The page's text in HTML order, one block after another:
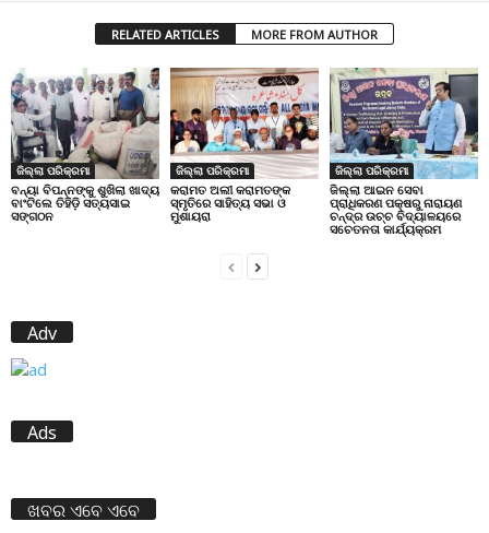
RELATED ARTICLES MORE FROM AUTHOR
ଜିଲ୍ଲା ପରିକ୍ରମା
ବନ୍ୟା ବିପନ୍ନଙ୍କୁ ଶୁଖିଲା ଖାଦ୍ୟ
ବାଂଟିଲେ ତିହିଡି଼ ସତ୍ୟସାଇ
ସଙ୍ଗଠନ
ଜିଲ୍ଲା ପରିକ୍ରମା
କରାମତ ଅଲୀ କରାମତଙ୍କ
ସ୍ମୃତିରେ ସାହିତ୍ୟ ସଭା ଓ
ମୁଶାୟରା
ଜିଲ୍ଲା ପରିକ୍ରମା
ଜିଲ୍ଲା ଆଇନ ସେବା
ପ୍ରାଧିକରଣ ପକ୍ଷରୁ ନାରାୟଣ
ଚନ୍ଦ୍ର ଉଚ୍ଚ ବିଦ୍ୟାଳୟରେ
ସଚେତନତା କାର୍ଯ୍ୟକ୍ରମ
Adv
Ads
ଖବର ଏବେ ଏବେ